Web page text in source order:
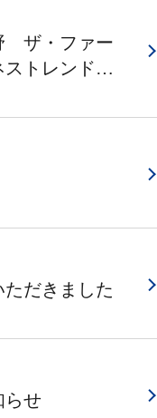
ザ・ファー
トレンド」
だきました
らせ